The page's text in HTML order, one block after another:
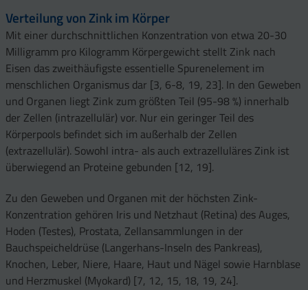
Verteilung von Zink im Körper
Mit einer durchschnittlichen Konzentration von etwa 20-30
Milligramm pro Kilogramm Körpergewicht stellt Zink nach
Eisen das zweithäufigste essentielle Spurenelement im
menschlichen Organismus dar [3, 6-8, 19, 23]. In den Geweben
und Organen liegt Zink zum größten Teil (95-98 %) innerhalb
der Zellen (intrazellulär) vor. Nur ein geringer Teil des
Körperpools befindet sich im außerhalb der Zellen
(extrazellulär). Sowohl intra- als auch extrazelluläres Zink ist
überwiegend an Proteine gebunden [12, 19].
Zu den Geweben und Organen mit der höchsten Zink-
Konzentration gehören Iris und Netzhaut (Retina) des Auges,
Hoden (Testes), Prostata, Zellansammlungen in der
Bauchspeicheldrüse (Langerhans-Inseln des Pankreas),
Knochen, Leber, Niere, Haare, Haut und Nägel sowie Harnblase
und Herzmuskel (Myokard) [7, 12, 15, 18, 19, 24].